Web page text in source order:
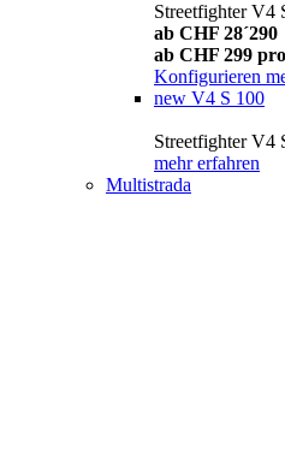
Streetfighter V4
ab CHF 28´290
ab CHF 299
Konfigurieren
new V4 S 100
Streetfighter V4
mehr erfahren
Multistrada